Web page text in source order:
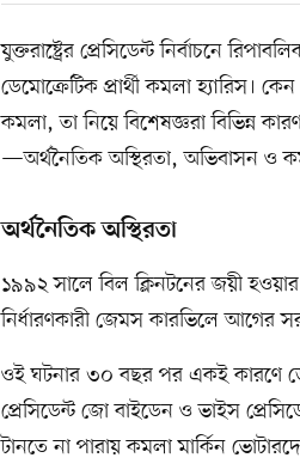
যুক্তরাষ্ট্রের প্রেসিডেন্ট নির্বাচনে
ডেমোক্রেটিক প্রার্থী কমলা হ্যারিস।
কমলা, তা নিয়ে বিশেষজ্ঞরা বিভিন্ন
—অর্থনৈতিক অস্থিরতা, অভিবাসন ও
অর্থনৈতিক অস্থিরতা
১৯৯২ সালে বিল ক্লিনটনের জয়ী
নির্ধারণকারী জেমস কারভিলে আগের
ওই ঘটনার ৩০ বছর পর একই কারণে
প্রেসিডেন্ট জো বাইডেন ও ভাইস
টানতে না পারায় কমলা মার্কিন